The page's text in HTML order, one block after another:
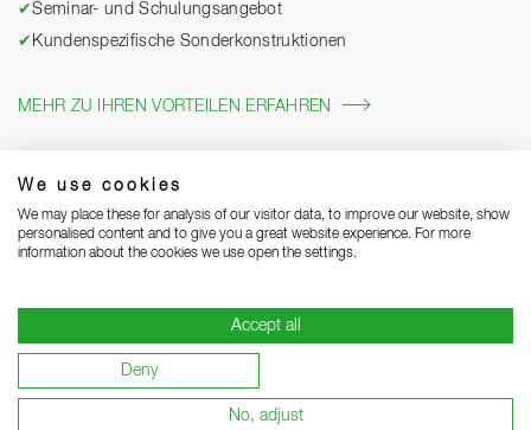
We use cookies
We may place these for analysis of our visitor data, to improve our website, show
personalised content and to give you a great website experience. For more
information about the cookies we use open the settings.
Accept all
Deny
No, adjust
✔Seminar- und Schulungsangebot
✔ Kundenspezifische Sonderkonstruktionen
MEHR ZU IHREN VORTEILEN ERFAHREN
Impressum Datenschutz
Lieferhinweise Garantiebedingungen Lieferant werden